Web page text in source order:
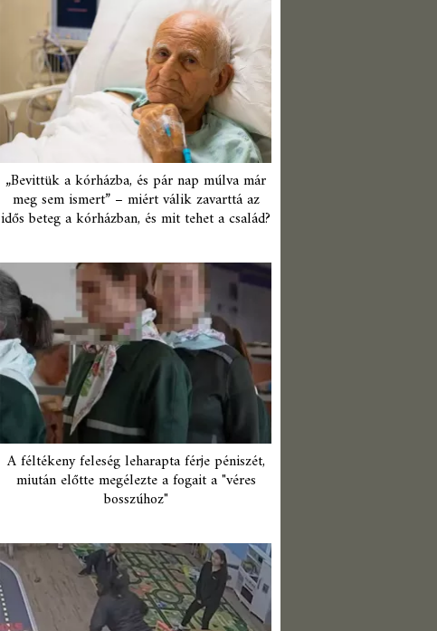
„Bevittük a kórházba, és pár nap múlva már
meg sem ismert” – miért válik zavarttá az
idős beteg a kórházban, és mit tehet a család?
A féltékeny feleség leharapta férje péniszét,
miután előtte megélezte a fogait a "véres
bosszúhoz"